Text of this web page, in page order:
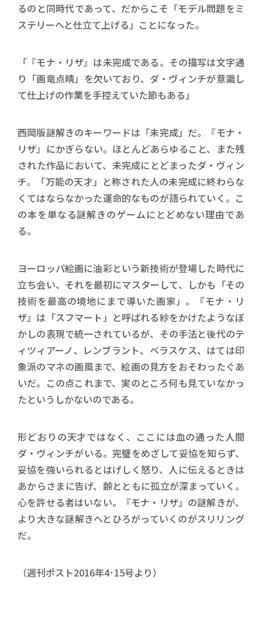
るのと同時代であって、だからこそ「モデル問題をミ
ステリーへと仕立て上げる」ことになった。
「『モナ・リザ』は未完成である。その描写は文字通
り「画竜点晴」を欠いており、ダ・ヴィンチが意識し
て仕上げの作業を手控えていた節もある」
西岡版謎解きのキーワードは「未完成」だ。『モナ・
リザ』にかぎらない。ほとんどあらゆること、また残
された作品において、未完成にとどまったダ・ヴィン
チ。「万能の天才」と称された人の未完成に終わらな
くてはならなかった運命的なものが語られていく。こ
の本を単なる謎解きのゲームにとどめない理由であ
る。
ヨーロッパ絵画に油彩という新技術が登場した時代に
立ち会い、それを最初にマスターして、しかも「その
技術を最高の境地にまで導いた画家」。『モナ・リ
ザ』は「スフマート」と呼ばれる紗をかけたようなぼ
かしの表現で統一されているが、その手法と後代のテ
ィツィアーノ、レンブラント、ベラスケス、はては印
象派のマネの画風まで、絵画の見方をおそわったぐあ
いだ。この点これまで、実のところ何も見ていなかっ
たというしかないのである。
形どおりの天才ではなく、ここには血の通った人間
ダ・ヴィンチがいる。完璧をめざして妥協を知らず、
妥協を強いられるとはげしく怒り、人に伝えるときは
あからさまに告げ、齢とともに孤立が深まっていく。
心を許せる者はいない。『モナ・リザ』の謎解きが、
より大きな謎解きへとひろがっていくのがスリリング
だ。
（週刊ポスト2016年4･15号より）